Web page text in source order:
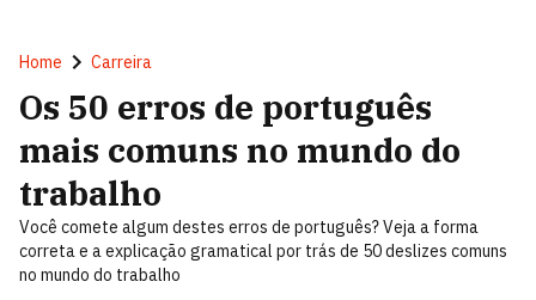
Home Carreira
Os 50 erros de português
mais comuns no mundo do
trabalho
Você comete algum destes erros de português? Veja a forma
correta e a explicação gramatical por trás de 50 deslizes comuns
no mundo do trabalho